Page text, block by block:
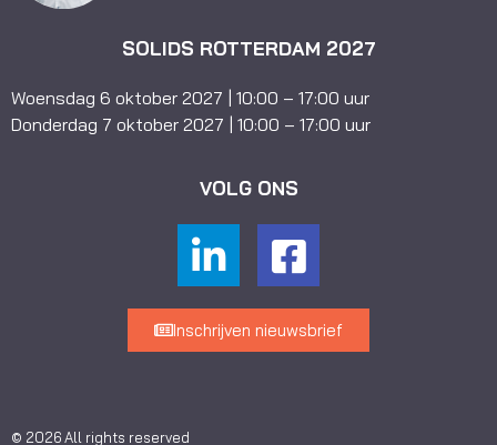
SOLIDS ROTTERDAM 2027
Woensdag 6 oktober 2027 | 10:00 – 17:00 uur
Donderdag 7 oktober 2027 | 10:00 – 17:00 uur
VOLG ONS
Inschrijven nieuwsbrief
© 2026 All rights reserved